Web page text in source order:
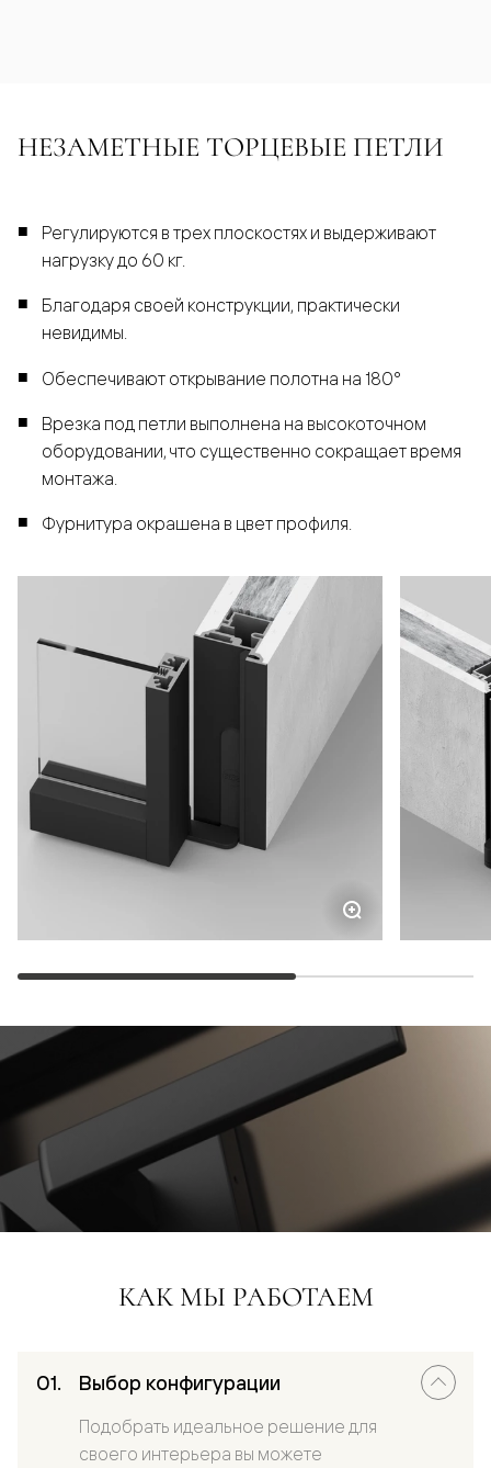
НЕЗАМЕТНЫЕ ТОРЦЕВЫЕ ПЕТЛИ
Регулируются в трех плоскостях и выдерживают
нагрузку до 60 кг.
Благодаря своей конструкции, практически
невидимы.
Обеспечивают открывание полотна на 180°
Врезка под петли выполнена на высокоточном
оборудовании, что существенно сокращает время
монтажа.
Фурнитура окрашена в цвет профиля.
КАК МЫ РАБОТАЕМ
Выбор конфигурации
Подобрать идеальное решение для
своего интерьера вы можете